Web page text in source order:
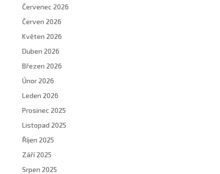
Červenec 2026
Červen 2026
Květen 2026
Duben 2026
Březen 2026
Únor 2026
Leden 2026
Prosinec 2025
Listopad 2025
Říjen 2025
Září 2025
Srpen 2025